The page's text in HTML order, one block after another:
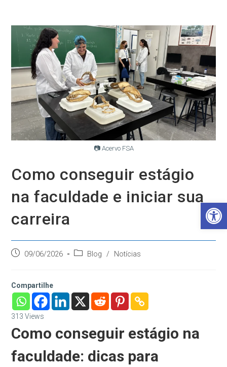
Barra de Ferramentas Aberta
conteúdo
📷 Acervo FSA
Como conseguir estágio
na faculdade e iniciar sua
carreira
Post09/06/2026
Categoria
Blog / Notícias
Compartilhe
313 Views
Como conseguir estágio na
faculdade: dicas para